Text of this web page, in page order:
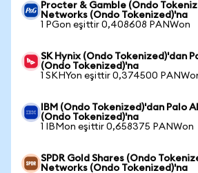
Procter & Gamble (Ondo
Networks (Ondo Tokenized)'na
1 PGon eşittir 0,408608 PANWon
SK Hynix (Ondo Tokenized)'dan
(Ondo Tokenized)'na
1 SKHYon eşittir 0,374500
IBM (Ondo Tokenized)'dan Palo
(Ondo Tokenized)'na
1 IBMon eşittir 0,658375 PANWon
SPDR Gold Shares (Ondo
Networks (Ondo Tokenized)'na